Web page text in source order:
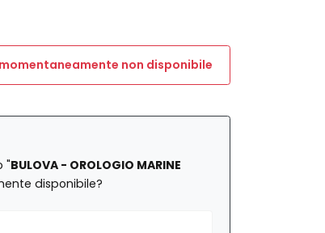
non disponibile
"BULOVA - OROLOGIO MARINE
disponibile?